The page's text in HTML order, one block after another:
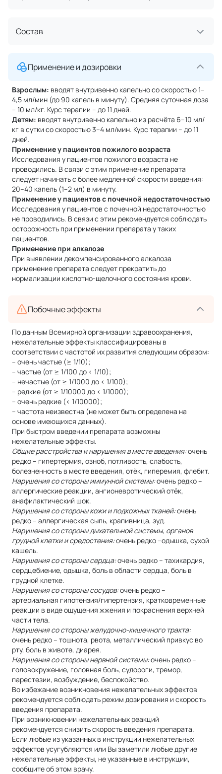
Состав
Применение и дозировки
Взрослым: вводят внутривенно капельно со скоростью 1–
4,5 мл/мин (до 90 капель в минуту). Средняя суточная доза
– 10 мл/кг. Курс терапии – до 11 дней.
Детям: вводят внутривенно капельно из расчёта 6–10 мл/
кг в сутки со скоростью 3–4 мл/мин. Курс терапии – до 11
дней.
Применение у пациентов пожилого возраста
Исследования у пациентов пожилого возраста не
проводились. В связи с этим применение препарата
следует начинать с более медленной скорости введения:
20–40 капель (1–2 мл) в минуту.
Применение у пациентовс почечной недостаточностью
Исследования у пациентов с почечной недостаточностью
не проводились. В связи с этим рекомендуется соблюдать
осторожность при применении препарата у таких
пациентов.
Применение при алкалозе
При выявлении декомпенсированного алкалоза
применение препарата следует прекратить до
нормализации кислотно-щелочного состояния крови.
Побочные эффекты
По данным Всемирной организации здравоохранения,
нежелательные эффекты классифицированы в
соответствии с частотой их развития следующим образом:
– очень частые (≥ 1/10);
– частые (от ≥ 1/100 до < 1/10);
– нечастые (от ≥ 1/1000 до < 1/100);
– редкие (от ≥ 1/10000 до < 1/1000);
– очень редкие (< 1/10000);
– частота неизвестна (не может быть определена на
основе имеющихся данных).
При быстром введении препарата возможны
нежелательные эффекты.
Общие расстройства и нарушения в месте введения:очень
редко – гипертермия, озноб, потливость, слабость,
болезненность в месте введения, отёк, гиперемия, флебит.
Нарушения со стороны иммунной системы:очень редко –
аллергические реакции, ангионевротический отёк,
анафилактический шок.
Нарушения со стороны кожи и подкожных тканей:очень
редко – аллергическая сыпь, крапивница, зуд.
Нарушения со стороны дыхательной системы, органов
грудной клетки и средостения:очень редко –одышка, сухой
кашель.
Нарушения со стороны сердца:очень редко – тахикардия,
сердцебиение, одышка, боль в области сердца, боль в
грудной клетке.
Нарушения со стороны сосудов:очень редко –
артериальная гипотензия/гипертензия, кратковременные
реакции в виде ощущения жжения и покраснения верхней
части тела.
Нарушения со стороны желудочно-кишечного тракта:
очень редко – тошнота, рвота, металлический привкус во
рту, боль в животе, диарея.
Нарушения со стороны нервной системы:очень редко –
головокружение, головная боль, судороги, тремор,
парестезии, возбуждение, беспокойство.
Во избежание возникновения нежелательных эффектов
рекомендуется соблюдать режим дозирования и скорость
введения препарата.
При возникновении нежелательных реакций
рекомендуется снизить скорость введения препарата.
Если любые из указанных в инструкции нежелательных
эффектов усугубляются или Вы заметили любые другие
нежелательные эффекты, не указанные в инструкции,
сообщите об этом врачу.